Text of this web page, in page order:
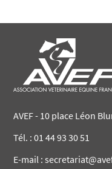
AVEF - 10 place Léon
Tél. : 01 44 93 30 51
E-mail :